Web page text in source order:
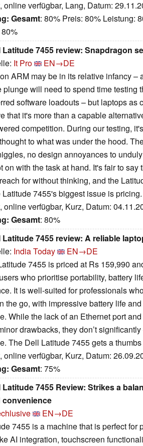
online verfügbar, Lang, Datum:
Gesamt: 80% Preis: 80% Leistung:
Latitude 7455 review: Snapdragon
It Pro
EN→DE
ARM may be in its relative infancy –
plunge will need to spend time testing
software loadouts – but laptops as
that it's more than a capable
competition. During our testing,
to what was under the hood.
no design annoyances to
on with the task at hand. It's fair to say
for without thinking, and the
Latitude 7455's biggest issue is pricing.
online verfügbar, Kurz, Datum:
Gesamt: 80%
Latitude 7455 review: A reliable
India Today
EN→DE
7455 is priced at Rs 159,990
who prioritise portability, battery
It is well-suited for professionals
the go, with impressive battery life
While the lack of an Ethernet port
drawbacks, they don’t
The Dell Latitude 7455 gets a
online verfügbar, Kurz, Datum:
Gesamt: 75%
Latitude 7455 Review: Strikes a
convenience
EN→DE
7455 is a machine that is perfect for
AI integration, touchscreen